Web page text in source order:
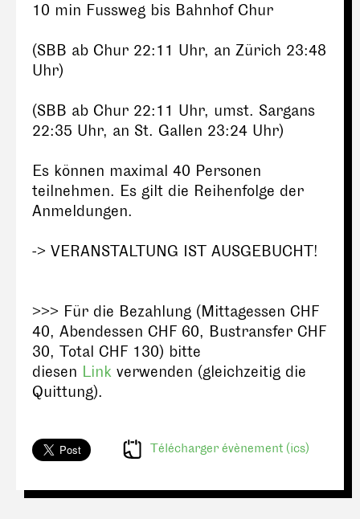
10 min Fussweg bis Bahnhof Chur
(SBB ab Chur 22:11 Uhr, an Zürich 23:48
Uhr)
(SBB ab Chur 22:11 Uhr, umst. Sargans
22:35 Uhr, an St. Gallen 23:24 Uhr)
Es können maximal 40 Personen
teilnehmen. Es gilt die Reihenfolge der
Anmeldungen.
-> VERANSTALTUNG IST AUSGEBUCHT!
>>> Für die Bezahlung (Mittagessen CHF
40, Abendessen CHF 60, Bustransfer CHF
30, Total CHF 130) bitte
diesen Link verwenden (gleichzeitig die
Quittung).
Télécharger évènement (ics)